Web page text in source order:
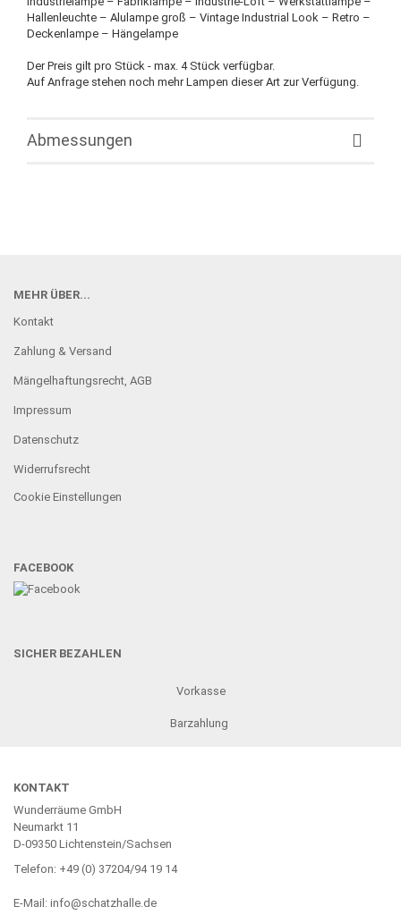
Hallenleuchte – Alulampe groß – Vintage Industrial Look – Retro –
Deckenlampe – Hängelampe
Der Preis gilt pro Stück - max. 4 Stück verfügbar.
Auf Anfrage stehen noch mehr Lampen dieser Art zur Verfügung.
Abmessungen
MEHR ÜBER...
Kontakt
Zahlung & Versand
Mängelhaftungsrecht, AGB
Impressum
Datenschutz
Widerrufsrecht
Cookie Einstellungen
FACEBOOK
SICHER BEZAHLEN
Vorkasse
Barzahlung
KONTAKT
Wunderräume GmbH
Neumarkt 11
D-09350 Lichtenstein/Sachsen
Telefon: +49 (0) 37204/94 19 14
E-Mail: info@schatzhalle.de